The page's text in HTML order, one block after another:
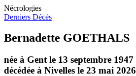
Nécrologies
Derniers Décès
Bernadette GOETHALS
née à Gent le 13 septembre 1947
décédée à Nivelles le 23 mai 2026